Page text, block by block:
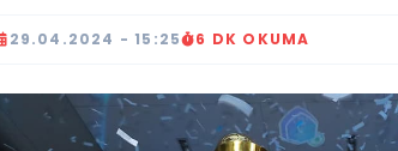
29.04.2024 - 15:25 6 DK OKUMA